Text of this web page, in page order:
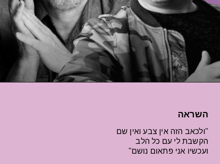
השראה
"ולכאב הזה אין צבע ואין שם
הקשבת לי עם כל הלב
ועכשיו אני פתאום נושם"